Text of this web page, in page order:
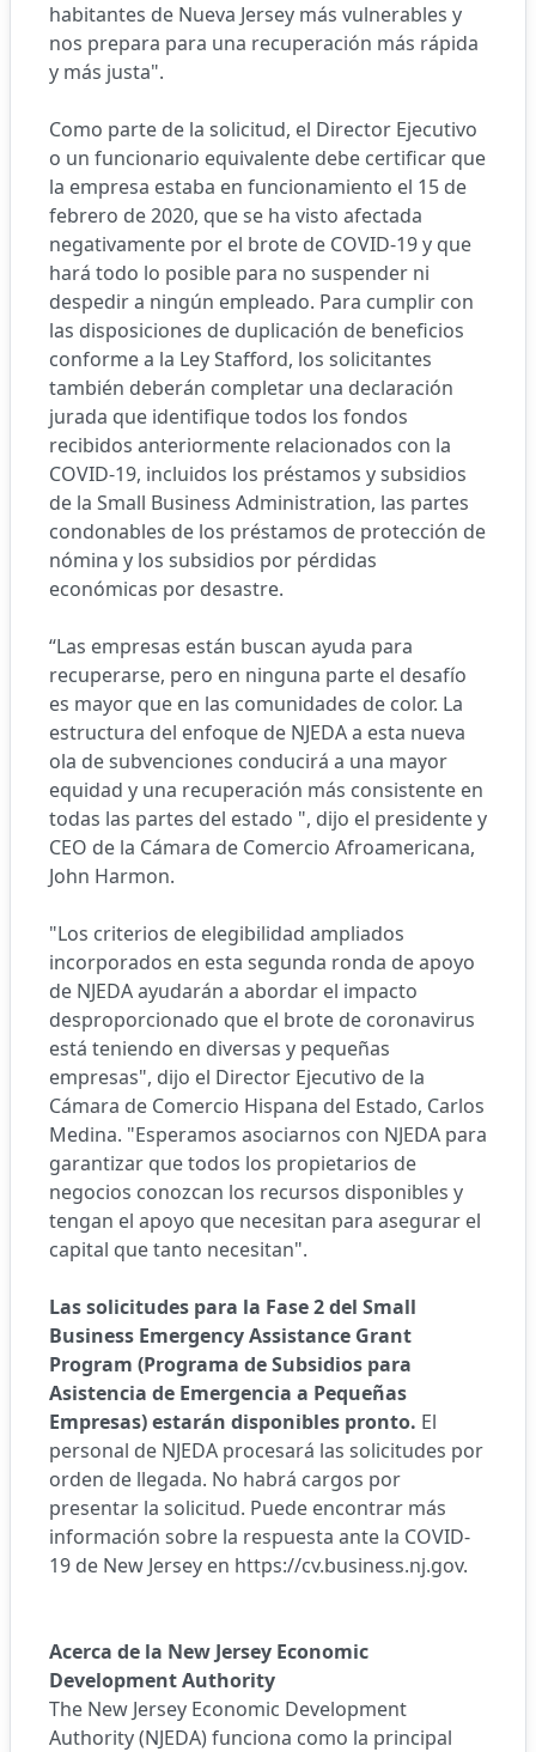
habitantes de Nueva Jersey más vulnerables y
nos prepara para una recuperación más rápida
y más justa".
Como parte de la solicitud, el Director Ejecutivo
o un funcionario equivalente debe certificar que
la empresa estaba en funcionamiento el 15 de
febrero de 2020, que se ha visto afectada
negativamente por el brote de COVID-19 y que
hará todo lo posible para no suspender ni
despedir a ningún empleado. Para cumplir con
las disposiciones de duplicación de beneficios
conforme a la Ley Stafford, los solicitantes
también deberán completar una declaración
jurada que identifique todos los fondos
recibidos anteriormente relacionados con la
COVID-19, incluidos los préstamos y subsidios
de la Small Business Administration, las partes
condonables de los préstamos de protección de
nómina y los subsidios por pérdidas
económicas por desastre.
“Las empresas están buscan ayuda para
recuperarse, pero en ninguna parte el desafío
es mayor que en las comunidades de color. La
estructura del enfoque de NJEDA a esta nueva
ola de subvenciones conducirá a una mayor
equidad y una recuperación más consistente en
todas las partes del estado ", dijo el presidente y
CEO de la Cámara de Comercio Afroamericana,
John Harmon.
"Los criterios de elegibilidad ampliados
incorporados en esta segunda ronda de apoyo
de NJEDA ayudarán a abordar el impacto
desproporcionado que el brote de coronavirus
está teniendo en diversas y pequeñas
empresas", dijo el Director Ejecutivo de la
Cámara de Comercio Hispana del Estado, Carlos
Medina. "Esperamos asociarnos con NJEDA para
garantizar que todos los propietarios de
negocios conozcan los recursos disponibles y
tengan el apoyo que necesitan para asegurar el
capital que tanto necesitan".
Las solicitudes para la Fase 2 del Small
Business Emergency Assistance Grant
Program (Programa de Subsidios para
Asistencia de Emergencia a Pequeñas
Empresas) estarán disponibles pronto. El
personal de NJEDA procesará las solicitudes por
orden de llegada. No habrá cargos por
presentar la solicitud. Puede encontrar más
información sobre la respuesta ante la COVID-
19 de New Jersey en https://cv.business.nj.gov.
Acerca de la New Jersey Economic
Development Authority
The New Jersey Economic Development
Authority (NJEDA) funciona como la principal